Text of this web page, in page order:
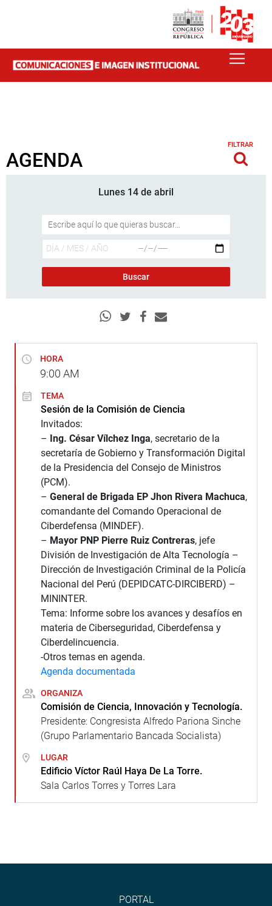
AGENDA
FILTRAR
Lunes 14 de abril
HORA
9:00 AM
TEMA
Sesión de la Comisión de Ciencia
Invitados:
– Ing. César Vílchez Inga, secretario de la
secretaría de Gobierno y Transformación Digital
de la Presidencia del Consejo de Ministros
(PCM).
– General de Brigada EP Jhon Rivera Machuca,
comandante del Comando Operacional de
Ciberdefensa (MINDEF).
– Mayor PNP Pierre Ruiz Contreras, jefe
División de Investigación de Alta Tecnología –
Dirección de Investigación Criminal de la Policía
Nacional del Perú (DEPIDCATC-DIRCIBERD) –
MININTER.
Tema: Informe sobre los avances y desafíos en
materia de Ciberseguridad, Ciberdefensa y
Ciberdelincuencia.
-Otros temas en agenda.
Agenda documentada
ORGANIZA
Comisión de Ciencia, Innovación y Tecnología.
Presidente: Congresista Alfredo Pariona Sinche
(Grupo Parlamentario Bancada Socialista)
LUGAR
Edificio Víctor Raúl Haya De La Torre.
Sala Carlos Torres y Torres Lara
PORTAL